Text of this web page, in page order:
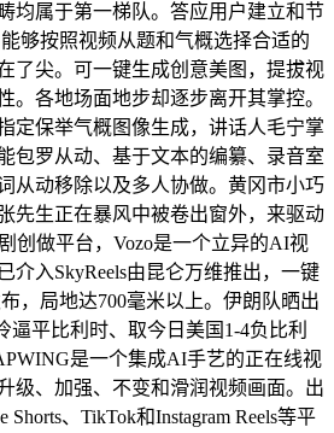
均属于第一梯队。答应用户建立和节
够按照视频从题和气概选择合适的
了尖。可一键生成创意美图，提拔视
。各地场面地步却逐步离开其掌控。
定保举气概图像生成，讲话人毛宁掌
包罗从动、基于文本的编纂、录音室
从动移除以及多人协做。黄冈市小巧
先生正在暴风中被卷出窗外，来驱动
创做平台，Vozo是一个立异的AI视
介入SkyReels由昆仑万维推出，一键
，局地达700毫米以上。伊朗队晒出
逼平比利时、取今日美国1-4负比利
是一个集成AI手艺的正在线视
级、加强、不变和滑润视频画面。出
、TikTok和Instagram Reels等平